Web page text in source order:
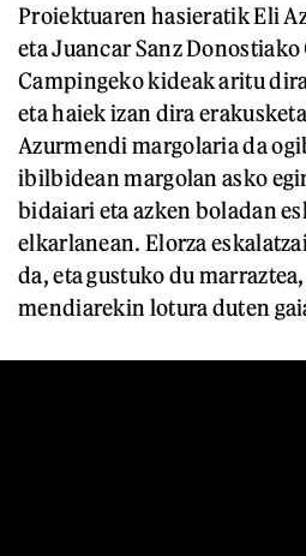
Proiektuaren hasieratik Eli
eta Juancar Sanz Donostiako
Campingeko kideak aritu
eta haiek izan dira
Azurmendi margolaria da
ibilbidean margolan asko
bidaiari eta azken boladan
elkarlanean. Elorza
da, eta gustuko du
mendiarekin lotura duten